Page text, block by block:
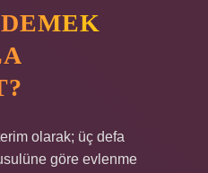
olarak; üç defa
göre evlenme